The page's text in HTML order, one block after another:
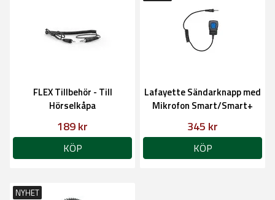
FLEX Tillbehör - Till
Hörselkåpa
189 kr
KÖP
Lafayette Sändarknapp med
Mikrofon Smart/Smart+
345 kr
KÖP
NYHET